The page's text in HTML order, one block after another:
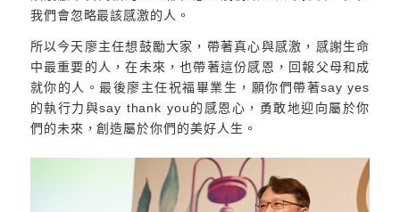
我們會忽略最該感激的人。
所以今天廖主任想鼓勵大家，帶著真心與感激，感謝生命
中最重要的人，在未來，也帶著這份感恩，回報父母和成
就你的人。最後廖主任祝福畢業生，願你們帶著say yes
的執行力與say thank you的感恩心，勇敢地迎向屬於你
們的未來，創造屬於你們的美好人生。